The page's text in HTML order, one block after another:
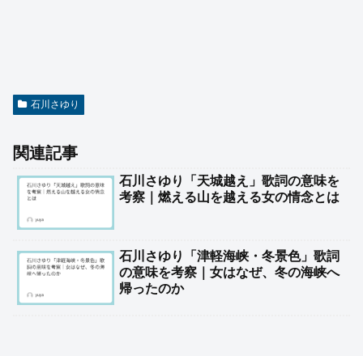
石川さゆり
関連記事
石川さゆり「天城越え」歌詞の意味を
考察｜燃える山を越える女の情念とは
石川さゆり「津軽海峡・冬景色」歌詞
の意味を考察｜女はなぜ、冬の海峡へ
帰ったのか